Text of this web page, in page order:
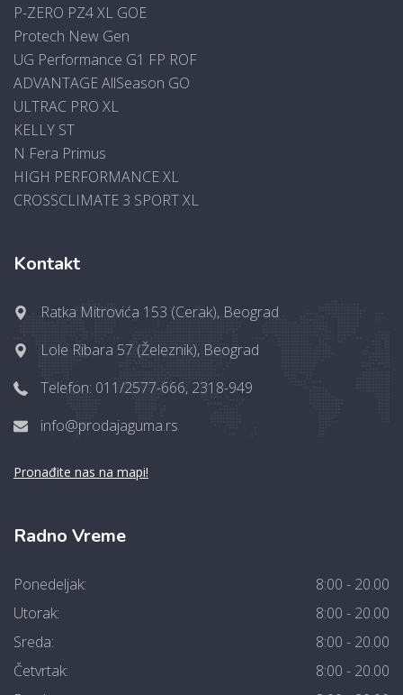
P-ZERO PZ4 XL GOE
Protech New Gen
UG Performance G1 FP ROF
ADVANTAGE AllSeason GO
ULTRAC PRO XL
KELLY ST
N Fera Primus
HIGH PERFORMANCE XL
CROSSCLIMATE 3 SPORT XL
Kontakt
Ratka Mitrovića 153 (Cerak), Beograd
Lole Ribara 57 (Železnik), Beograd
Telefon: 011/2577-666, 2318-949
info@prodajaguma.rs
Pronađite nas na mapi!
Radno Vreme
Ponedeljak:
8:00 - 20.00
Utorak:
8:00 - 20.00
Sreda:
8:00 - 20.00
Četvrtak:
8:00 - 20.00